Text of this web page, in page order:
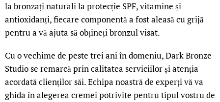
la bronzați naturali la protecție SPF, vitamine și
antioxidanți, fiecare componentă a fost aleasă cu grijă
pentru a vă ajuta să obțineți bronzul visat.
Cu o vechime de peste trei ani în domeniu, Dark Bronze
Studio se remarcă prin calitatea serviciilor și atenția
acordată clienților săi. Echipa noastră de experți vă va
ghida în alegerea cremei potrivite pentru tipul vostru de